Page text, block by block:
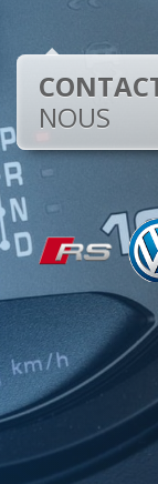
NOUS